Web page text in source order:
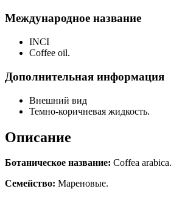
Международное название
INCI
Coffee oil.
Дополнительная информация
Внешний вид
Темно-коричневая жидкость.
Описание
Ботаническое название: Coffea arabica.
Семейство: Мареновые.